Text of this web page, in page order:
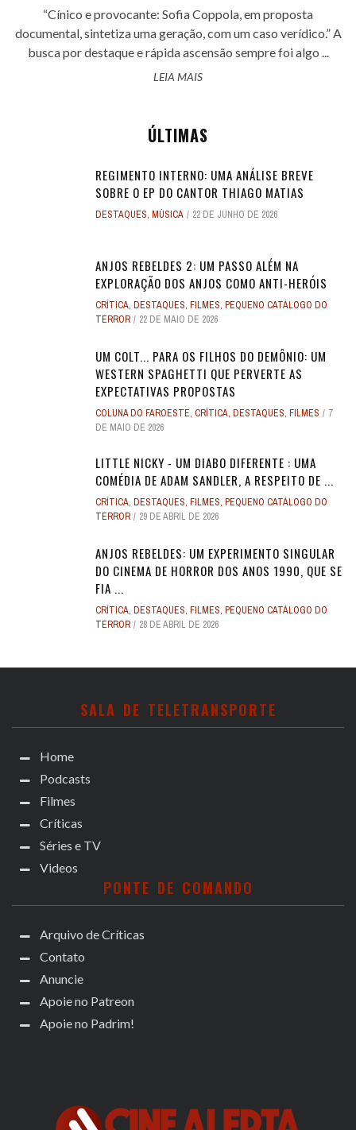
“Cínico e provocante: Sofia Coppola, em proposta
documental, sintetiza uma geração, com um caso verídico.” A
busca por destaque e rápida ascensão sempre foi algo ...
LEIA MAIS
ÚLTIMAS
REGIMENTO INTERNO: UMA ANÁLISE BREVE
SOBRE O EP DO CANTOR THIAGO MATIAS
DESTAQUES, MÚSICA 22 DE JUNHO DE 2026
ANJOS REBELDES 2: UM PASSO ALÉM NA
EXPLORAÇÃO DOS ANJOS COMO ANTI-HERÓIS
CRÍTICA, DESTAQUES, FILMES, PEQUENO CATÁLOGO DO
TERROR
22 DE MAIO DE 2026
UM COLT... PARA OS FILHOS DO DEMÔNIO: UM
WESTERN SPAGHETTI QUE PERVERTE AS
EXPECTATIVAS PROPOSTAS
COLUNA DO FAROESTE, CRÍTICA, DESTAQUES, FILMES
7
DE MAIO DE 2026
LITTLE NICKY - UM DIABO DIFERENTE : UMA
COMÉDIA DE ADAM SANDLER, A RESPEITO DE ...
CRÍTICA, DESTAQUES, FILMES, PEQUENO CATÁLOGO DO
TERROR
29 DE ABRIL DE 2026
ANJOS REBELDES: UM EXPERIMENTO SINGULAR
DO CINEMA DE HORROR DOS ANOS 1990, QUE SE
FIA ...
CRÍTICA, DESTAQUES, FILMES, PEQUENO CATÁLOGO DO
TERROR
28 DE ABRIL DE 2026
SALA DE TELETRANSPORTE
Home
Podcasts
Filmes
Críticas
Séries e TV
Videos
PONTE DE COMANDO
Arquivo de Críticas
Contato
Anuncie
Apoie no Patreon
Apoie no Padrim!